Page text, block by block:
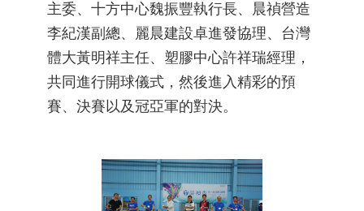
主委、十方中心魏振豐執行長、晨禎營造
李紀漢副總、麗晨建設卓進發協理、台灣
體大黃明祥主任、塑膠中心許祥瑞經理，
共同進行開球儀式，然後進入精彩的預
賽、決賽以及冠亞軍的對決。